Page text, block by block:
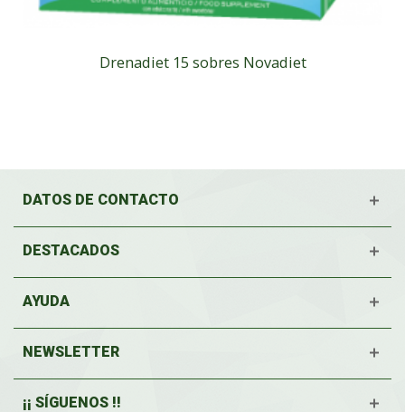
Drenadiet 15 sobres Novadiet
DATOS DE CONTACTO
DESTACADOS
AYUDA
NEWSLETTER
¡¡ SÍGUENOS !!